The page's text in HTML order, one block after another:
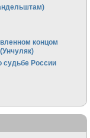
концом
судьбе России